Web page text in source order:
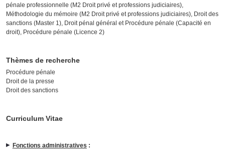
pénale professionnelle (M2 Droit privé et professions judiciaires),
Méthodologie du mémoire (M2 Droit privé et professions judiciaires), Droit des
sanctions (Master 1), Droit pénal général et Procédure pénale (Capacité en
droit), Procédure pénale (Licence 2)
Thèmes de recherche
Procédure pénale
Droit de la presse
Droit des sanctions
Curriculum Vitae
Fonctions administratives :